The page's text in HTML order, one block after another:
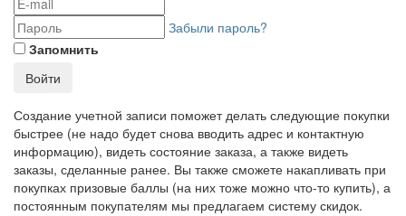
Забыли пароль?
Запомнить
Войти
Создание учетной записи поможет делать следующие покупки
быстрее (не надо будет снова вводить адрес и контактную
информацию), видеть состояние заказа, а также видеть
заказы, сделанные ранее. Вы также сможете накапливать при
покупках призовые баллы (на них тоже можно что-то купить), а
постоянным покупателям мы предлагаем систему скидок.